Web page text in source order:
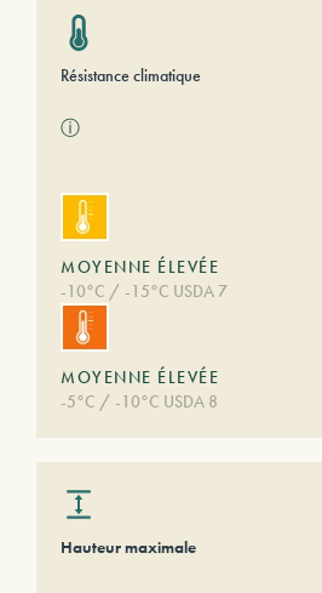
Résistance climatique
ⓘ
MOYENNE ÉLEVÉE
-10°C / -15°C USDA 7
MOYENNE ÉLEVÉE
-5°C / -10°C USDA 8
Hauteur maximale